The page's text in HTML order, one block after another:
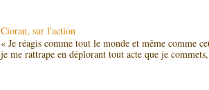
Cioran, sur l'action
« Je réagis comme tout le monde et même comme
je me rattrape en déplorant tout acte que je